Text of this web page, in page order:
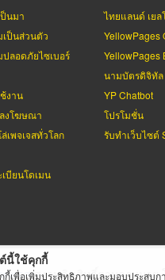
นมา
ป็นส่วนตัว
ลอดภัยไซเบอร์
งาน
งโฆษณา
เพจเจสทั่วโลก
บียนโดเมน
ไทยแลนด์ เยล
YellowPages
YellowPages
นามบัตรดิจิทัล
YP Chatbot
โปรโมชั่น
รับทำเว็บไซต์
จเจสสงวนลิขสิทธิ์ตามกฏหมาย
นี้ใช้คุกกี้
กี้เพื่อเพิ่มประสิทธิภาพและมอบประสบ